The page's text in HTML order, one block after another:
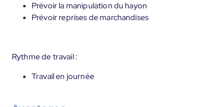
Prévoir la manipulation du hayon
Prévoir reprises de marchandises
Rythme de travail :
Travail en journée